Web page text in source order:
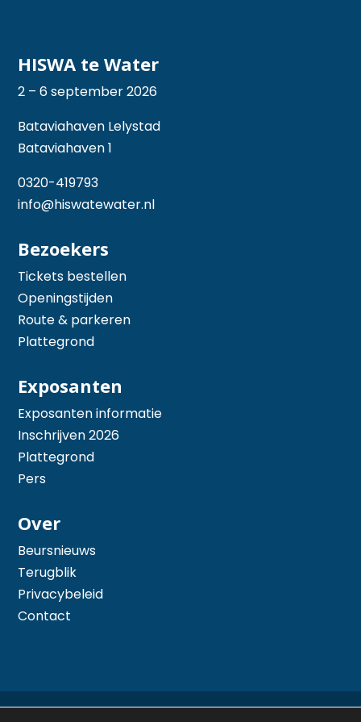
HISWA te Water
2 – 6 september 2026
Bataviahaven Lelystad
Bataviahaven 1
0320-419793
info@hiswatewater.nl
Bezoekers
Tickets bestellen
Openingstijden
Route & parkeren
Plattegrond
Exposanten
Exposanten informatie
Inschrijven 2026
Plattegrond
Pers
Over
Beursnieuws
Terugblik
Privacybeleid
Contact